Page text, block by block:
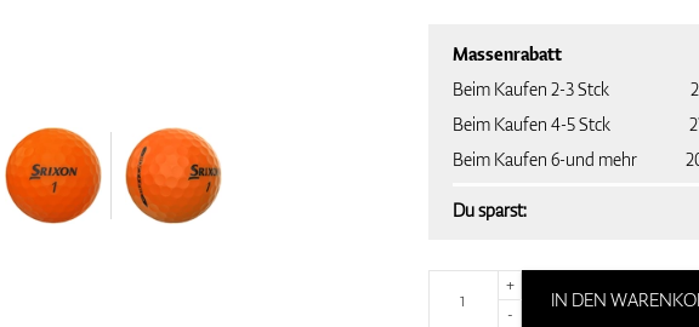
Massenrabatt
Beim Kaufen 2-3 Stck
Beim Kaufen 4-5 Stck
Beim Kaufen 6-und mehr
Du sparst:
+
-
IN DEN